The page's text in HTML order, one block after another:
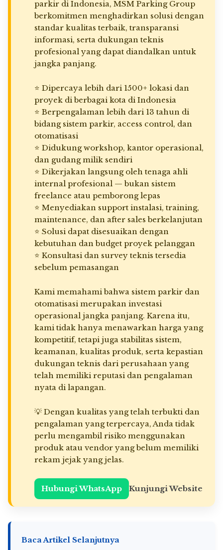
parkir di Indonesia, MSM Parking Group
berkomitmen menghadirkan solusi dengan
standar kualitas terbaik, transparansi
informasi, serta dukungan teknis
profesional yang dapat diandalkan untuk
jangka panjang.
⭐ Dipercaya lebih dari 1500+ lokasi dan
proyek di berbagai kota di Indonesia
⭐ Berpengalaman lebih dari 13 tahun di
bidang sistem parkir, access control, dan
otomatisasi
⭐ Didukung workshop, kantor operasional,
dan gudang milik sendiri
⭐ Dikerjakan langsung oleh tenaga ahli
internal profesional — bukan sistem
freelance atau pemborong lepas
⭐ Menyediakan support instalasi, training,
maintenance, dan after sales berkelanjutan
⭐ Solusi dapat disesuaikan dengan
kebutuhan dan budget proyek pelanggan
⭐ Konsultasi dan survey teknis tersedia
sebelum pemasangan
Kami memahami bahwa sistem parkir dan
otomatisasi merupakan investasi
operasional jangka panjang. Karena itu,
kami tidak hanya menawarkan harga yang
kompetitif, tetapi juga stabilitas sistem,
keamanan, kualitas produk, serta kepastian
dukungan teknis dari perusahaan yang
telah memiliki reputasi dan pengalaman
nyata di lapangan.
💡 Dengan kualitas yang telah terbukti dan
pengalaman yang terpercaya, Anda tidak
perlu mengambil risiko menggunakan
produk atau vendor yang belum memiliki
rekam jejak yang jelas.
Hubungi WhatsApp Kunjungi Website
Baca Artikel Selanjutnya